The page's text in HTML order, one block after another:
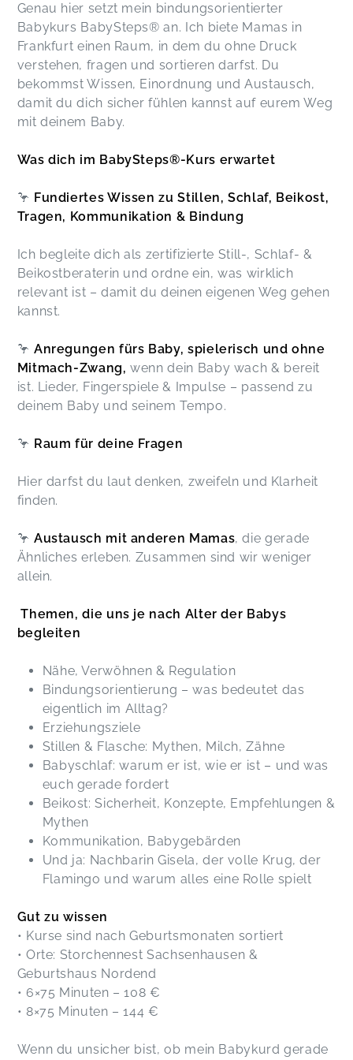
Dmitrij,Dec 20
Ich würde den Kurs von Ute absolut
weiterempfehlen und bin total froh ihn gemacht
zu haben !! Ute hat eine sehr emphatische Art
den Kurs zu leiten. Ich fand die Themen mega
spannend um „out of the box“ zu denken und für
den Raum hergerichtet:) außerdem gibt es viele
Louisa,Dec 19
Vielen Dank für die tolle Kursgestaltung liebe
Ute! Wir haben uns sehr wohl gefühlt, konnten
viele neue Anregungen entdecken ich habe
gelernt, souveräner mit Herausforderungen im
Babyaltag umzugehen. Danke für die tolle
Eva,Dec 06
Der offene Austausch, die kreativen Spielideen
und das fundierte Fachwissen haben mich
Vielen Dank Ute, für die liebevolle Umgebung
hast und die ganzen wertvollen Tipps! Wir freuen
uns auf den nächsten Kurs! Liebe Grüße
Ben&Julia
Vielen Dank, liebe Ute! Der Kurs war toll. Er hat
meinem Sohn und mir viel Freude bereitet und
Jul 01
Liebe Ute, ich kann dir gar nicht sagen, wie
schön ich es fand, wie du uns begleitet hast,
deine Impulse, deine liebevolle und offene Art!
Es war einfach jeden Freitag sehr bereichernd
und hat unfassbar viel Spaß gemacht :) Schade,
dass diese gemeisame Zeit nun schon zu Ende
ist! Wir hören uns dennoch bald wieder!
Ich habe am Babysteps-Kurs teilgenommen und
kann ihn absolut weiterempfehlen. Besonders gut
hat mir gefallen, dass uns jede Woche Wissen zu
aktuellen Themen rund ums Elternsein vermittelt
auch immer wieder neue Inspiration für den
Genau hier setzt mein bindungsorientierter
Babykurs BabySteps® an. Ich biete Mamas in
Frankfurt einen Raum, in dem du ohne Druck
verstehen, fragen und sortieren darfst. Du
bekommst Wissen, Einordnung und Austausch,
damit du dich sicher fühlen kannst auf eurem Weg
mit deinem Baby.
Was dich im BabySteps®-Kurs erwartet
🦩 Fundiertes Wissen zu Stillen, Schlaf, Beikost,
Tragen, Kommunikation & Bindung
Ich begleite dich als zertifizierte Still-, Schlaf- &
Beikostberaterin und ordne ein, was wirklich
relevant ist – damit du deinen eigenen Weg gehen
kannst.
🦩 Anregungen fürs Baby, spielerisch und ohne
Mitmach-Zwang, wenn dein Baby wach & bereit
ist. Lieder, Fingerspiele & Impulse – passend zu
deinem Baby und seinem Tempo.
🦩 Raum für deine Fragen
Hier darfst du laut denken, zweifeln und Klarheit
finden.
🦩 Austausch mit anderen Mamas, die gerade
Ähnliches erleben. Zusammen sind wir weniger
allein.
Themen, die uns je nach Alter der Babys
begleiten
Nähe, Verwöhnen & Regulation
Bindungsorientierung – was bedeutet das
eigentlich im Alltag?
Erziehungsziele
Stillen & Flasche: Mythen, Milch, Zähne
Babyschlaf: warum er ist, wie er ist – und was
euch gerade fordert
Beikost: Sicherheit, Konzepte, Empfehlungen &
Mythen
Kommunikation, Babygebärden
Und ja: Nachbarin Gisela, der volle Krug, der
Flamingo und warum alles eine Rolle spielt
Gut zu wissen
• Kurse sind nach Geburtsmonaten sortiert
• Orte: Storchennest Sachsenhausen &
Geburtshaus Nordend
• 6×75 Minuten – 108 €
• 8×75 Minuten – 144 €
Wenn du unsicher bist, ob mein Babykurd gerade